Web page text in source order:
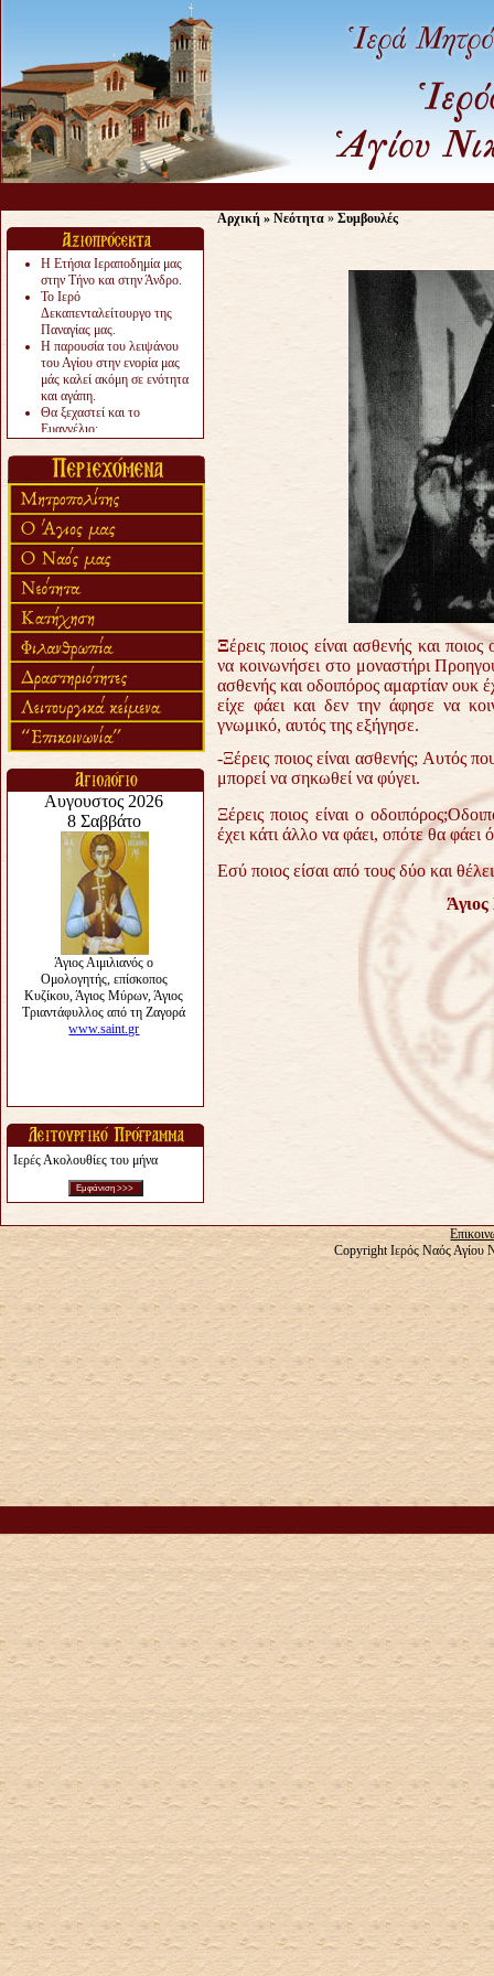
Η Ετήσια Ιεραποδημία μας
στην Τήνο και στην Άνδρο.
Το Ιερό
Δεκαπενταλείτουργο της
Παναγίας μας.
Η παρουσία του λειψάνου
του Αγίου στην ενορία μας
μάς καλεί ακόμη σε ενότητα
και αγάπη.
Θα ξεχαστεί και το
Ευαγγέλιο;
«πολύ αργά».
Ζητείται....
Ιερές Ακολουθίες του μήνα
Αρχική » Νεότητα » Συμβουλές
Ξέρεις ποιος είναι ασθενής και
να κοινωνήσει στο μοναστήρι
ασθενής και οδοιπόρος αμαρτίαν ουκ
είχε φάει και δεν την άφησε να
γνωμικό, αυτός της εξήγησε.
-Ξέρεις ποιος είναι ασθενής; Αυτός
μπορεί να σηκωθεί να φύγει.
Ξέρεις ποιος είναι ο
έχει κάτι άλλο να φάει, οπότε θα φάει
Εσύ ποιος είσαι από τους δύο και
Copyright Ιερός Ναός Αγίου